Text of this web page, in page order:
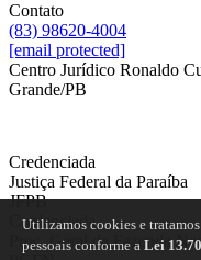
Contato
(83) 98620-4004
[email protected]
Centro Jurídico Ronaldo
Grande/PB
Credenciada
Justiça Federal da Paraíba
JFPB
Credenciada
Proc. Geral da Fazenda
Utilizamos cookies e tratamos
pessoais conforme a Lei